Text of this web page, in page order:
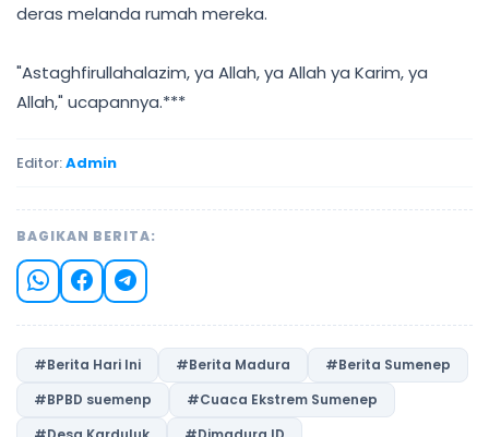
deras melanda rumah mereka.
"Astaghfirullahalazim, ya Allah, ya Allah ya Karim, ya
Allah," ucapannya.***
Editor:Admin
BAGIKAN BERITA:
#Berita Hari Ini #Berita Madura
#Berita Sumenep
#BPBD suemenp
#Cuaca Ekstrem Sumenep